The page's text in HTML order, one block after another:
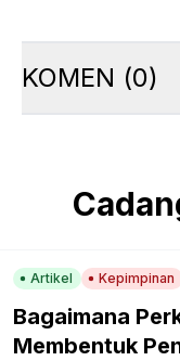
KOMEN (0)
Artikel Kepimpinan
Bagaimana
Membentuk